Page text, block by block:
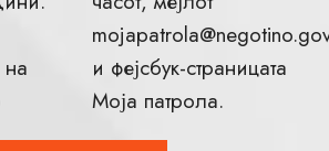
и фејсбук-страницата
Моја патрола.